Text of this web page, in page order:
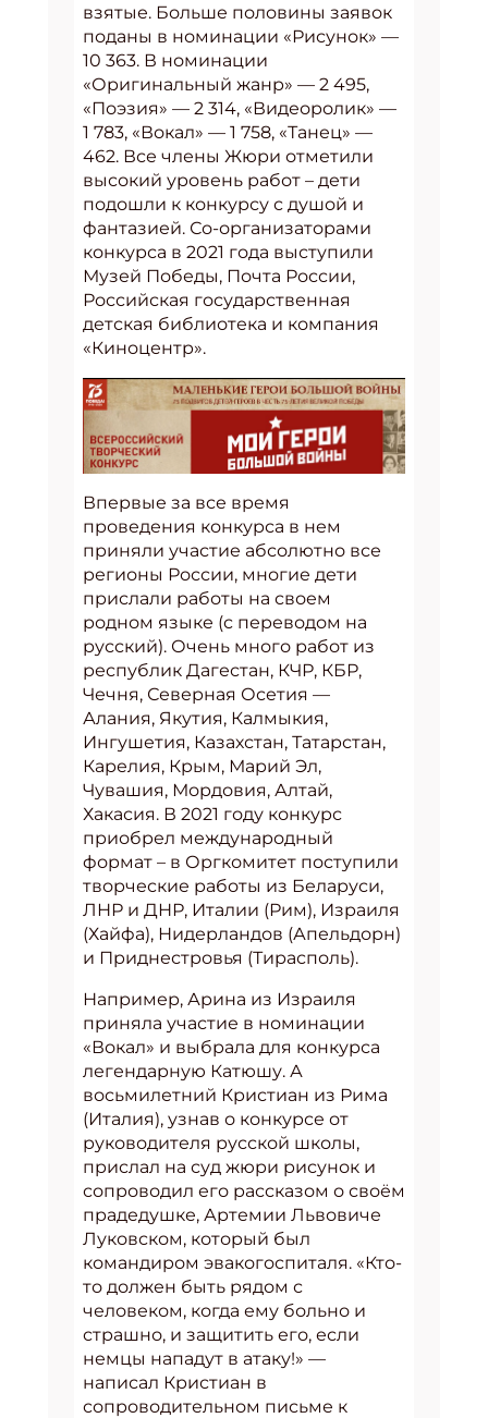
взятые. Больше половины заявок
поданы в номинации «Рисунок» —
10 363. В номинации
«Оригинальный жанр» — 2 495,
«Поэзия» — 2 314, «Видеоролик» —
1 783, «Вокал» — 1 758, «Танец» —
462. Все члены Жюри отметили
высокий уровень работ – дети
подошли к конкурсу с душой и
фантазией. Со-организаторами
конкурса в 2021 года выступили
Музей Победы, Почта России,
Российская государственная
детская библиотека и компания
«Киноцентр».
Впервые за все время
проведения конкурса в нем
приняли участие абсолютно все
регионы России, многие дети
прислали работы на своем
родном языке (с переводом на
русский). Очень много работ из
республик Дагестан, КЧР, КБР,
Чечня, Северная Осетия —
Алания, Якутия, Калмыкия,
Ингушетия, Казахстан, Татарстан,
Карелия, Крым, Марий Эл,
Чувашия, Мордовия, Алтай,
Хакасия. В 2021 году конкурс
приобрел международный
формат – в Оргкомитет поступили
творческие работы из Беларуси,
ЛНР и ДНР, Италии (Рим), Израиля
(Хайфа), Нидерландов (Апельдорн)
и Приднестровья (Тирасполь).
Например, Арина из Израиля
приняла участие в номинации
«Вокал» и выбрала для конкурса
легендарную Катюшу. А
восьмилетний Кристиан из Рима
(Италия), узнав о конкурсе от
руководителя русской школы,
прислал на суд жюри рисунок и
сопроводил его рассказом о своём
прадедушке, Артемии Львовиче
Луковском, который был
командиром эвакогоспиталя. «Кто-
то должен быть рядом с
человеком, когда ему больно и
страшно, и защитить его, если
немцы нападут в атаку!» —
написал Кристиан в
сопроводительном письме к